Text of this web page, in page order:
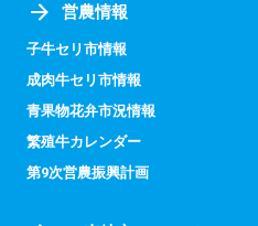
営農情報
子牛セリ市情報
成肉牛セリ市情報
青果物花弁市況情報
繁殖牛カレンダー
第9次営農振興計画